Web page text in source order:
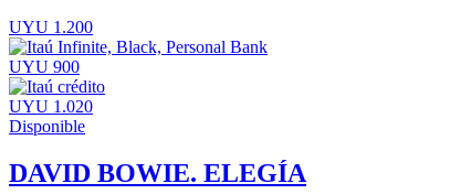
UYU 1.200
UYU 900
UYU 1.020
Disponible
DAVID BOWIE. ELEGÍA